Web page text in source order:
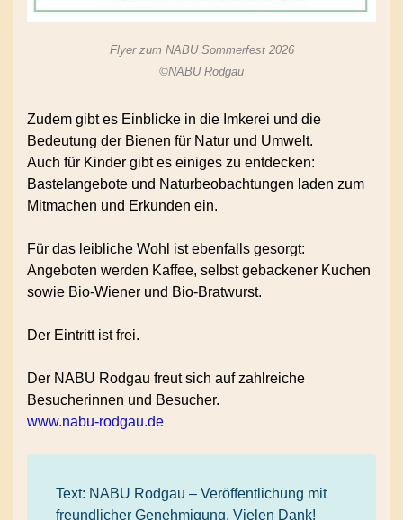
Flyer zum NABU Sommerfest 2026
©NABU Rodgau
Zudem gibt es Einblicke in die Imkerei und die
Bedeutung der Bienen für Natur und Umwelt.
Auch für Kinder gibt es einiges zu entdecken:
Bastelangebote und Naturbeobachtungen laden zum
Mitmachen und Erkunden ein.
Für das leibliche Wohl ist ebenfalls gesorgt:
Angeboten werden Kaffee, selbst gebackener Kuchen
sowie Bio-Wiener und Bio-Bratwurst.
Der Eintritt ist frei.
Der NABU Rodgau freut sich auf zahlreiche
Besucherinnen und Besucher.
www.nabu-rodgau.de
Text: NABU Rodgau – Veröffentlichung mit
freundlicher Genehmigung. Vielen Dank!